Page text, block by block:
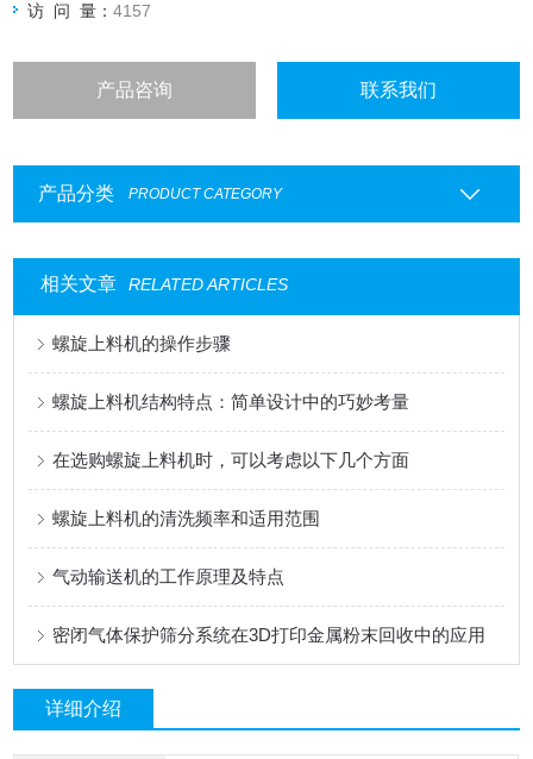
访 问 量：4157
产品咨询 联系我们
产品分类 PRODUCT CATEGORY
相关文章 RELATED ARTICLES
螺旋上料机的操作步骤
螺旋上料机结构特点：简单设计中的巧妙考量
在选购螺旋上料机时，可以考虑以下几个方面
螺旋上料机的清洗频率和适用范围
气动输送机的工作原理及特点
密闭气体保护筛分系统在3D打印金属粉末回收中的应用
详细介绍